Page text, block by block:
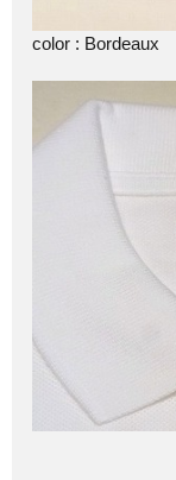
color : Bordeaux